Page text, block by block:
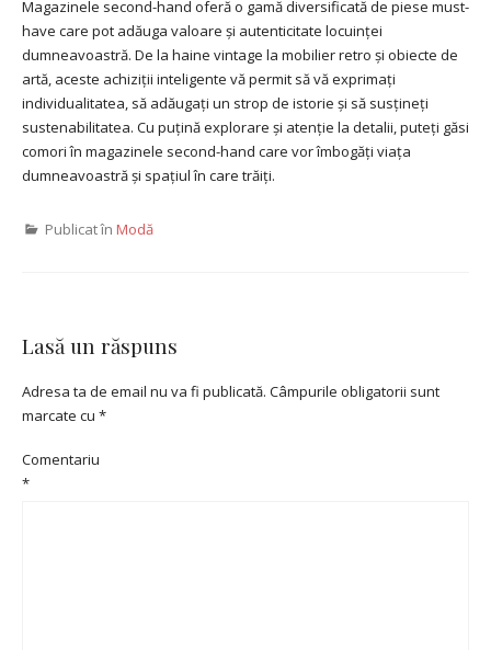
Magazinele second-hand oferă o gamă diversificată de piese must-
have care pot adăuga valoare și autenticitate locuinței
dumneavoastră. De la haine vintage la mobilier retro și obiecte de
artă, aceste achiziții inteligente vă permit să vă exprimați
individualitatea, să adăugați un strop de istorie și să susțineți
sustenabilitatea. Cu puțină explorare și atenție la detalii, puteți găsi
comori în magazinele second-hand care vor îmbogăți viața
dumneavoastră și spațiul în care trăiți.
Publicat în Modă
Lasă un răspuns
Adresa ta de email nu va fi publicată. Câmpurile obligatorii sunt
marcate cu *
Comentariu
*